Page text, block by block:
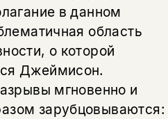
в данном
область
о которой
Джеймисон.
мгновенно и
зарубцовываются: